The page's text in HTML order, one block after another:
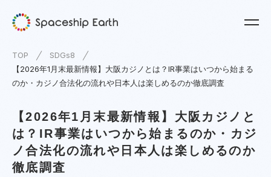
TOP
SDGs8
【2026年1月末最新情報】大阪カジノとは？IR事業はいつから始まる
のか・カジノ合法化の流れや日本人は楽しめるのか徹底調査
【2026年1月末最新情報】大阪カジノと
は？IR事業はいつから始まるのか・カジ
ノ合法化の流れや日本人は楽しめるのか
徹底調査